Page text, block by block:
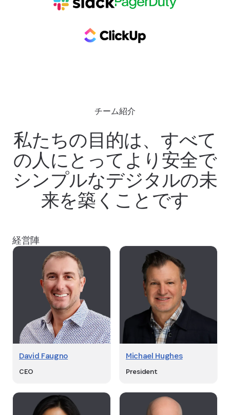
チーム紹介
私たちの目的は、すべて
の人にとってより安全で
シンプルなデジタルの未
来を築くことです
経営陣
David Faugno
CEO
Michael Hughes
President